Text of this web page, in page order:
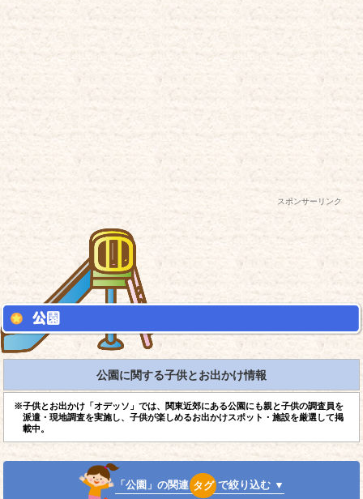
スポンサーリンク
公園に関する子供とお出かけ情報
※子供とお出かけ「オデッソ」では、関東近郊にある公園にも親と子供の調査員を
派遣・現地調査を実施し、子供が楽しめるお出かけスポット・施設を厳選して掲
載中。
「公園」の関連 タグ で絞り込む ▼